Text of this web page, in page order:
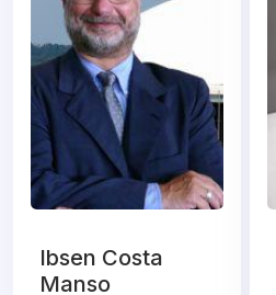
Ibsen Costa
Manso